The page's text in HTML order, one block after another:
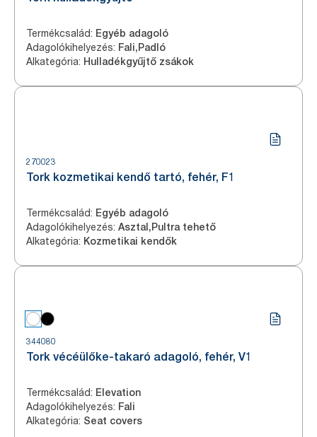
Termékcsalád: Egyéb adagoló
Adagolókihelyezés: Fali,Padló
Alkategória: Hulladékgyűjtő zsákok
270023
Tork kozmetikai kendő tartó, fehér, F1
Termékcsalád: Egyéb adagoló
Adagolókihelyezés: Asztal,Pultra tehető
Alkategória: Kozmetikai kendők
344080
Tork vécéülőke-takaró adagoló, fehér, V1
Termékcsalád: Elevation
Adagolókihelyezés: Fali
Alkategória: Seat covers